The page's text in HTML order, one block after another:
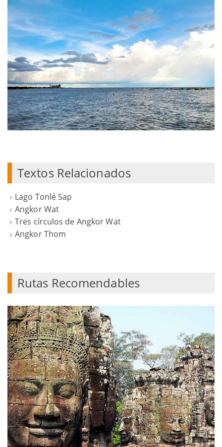
Textos Relacionados
Lago Tonlé Sap
Angkor Wat
Tres círculos de Angkor Wat
Angkor Thom
Rutas Recomendables